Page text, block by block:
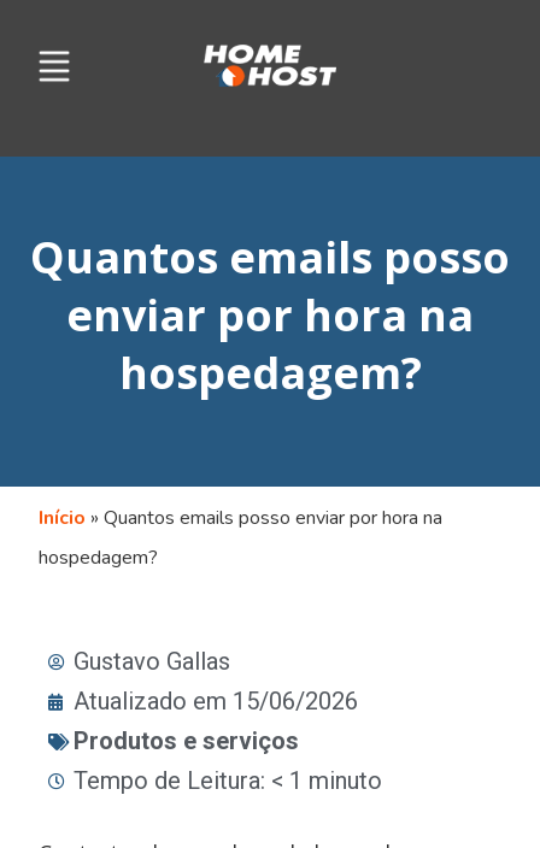
Quantos emails posso
enviar por hora na
hospedagem?
Início »Quantos emails posso enviar por hora na
hospedagem?
Gustavo Gallas
Atualizado em 15/06/2026
Produtos e serviços
Tempo de Leitura: < 1 minuto